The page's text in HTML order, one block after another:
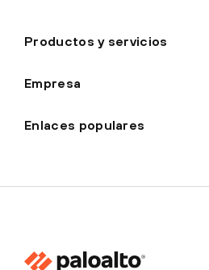
Productos y servicios
Empresa
Enlaces populares